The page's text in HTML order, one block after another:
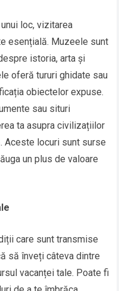
loc, vizitarea
esențială. Muzeele sunt
istoria, arta și
oferă tururi ghidate sau
obiectelor expuse.
sau situri
ta asupra civilizațiilor
Aceste locuri sunt surse
un plus de valoare
care sunt transmise
să înveți câteva dintre
vacanței tale. Poate fi